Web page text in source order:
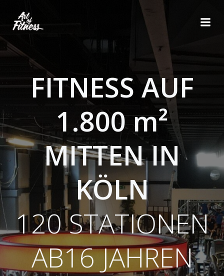
FITNESS AUF
1.800 m²
MITTEN IN
KÖLN
120 STATIONEN
AB16 JAHREN